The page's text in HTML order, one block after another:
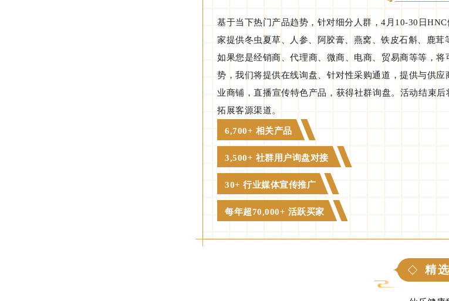
基于当下热门产品趋势，针对细分人群，4月10-30日
家提供冬虫夏草、人参、阿胶膏、燕窝、铁皮石斛、鹿茸
如果您是经销商、代理商、微商、电商、贸易商等等，
势，我们将提供在线询盘、针对性采购通道，提供与供
业商铺，直播宣传特色产品，获得社群询盘。活动结束
拓展客源渠道。
6,700+ 相关产品
3,500+ 社群用户询盘对接
30+ 行业媒体宣传推广
每年超70,000+ 活跃买家
精